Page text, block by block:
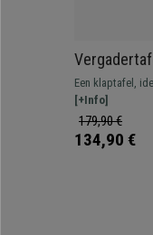
Vergadertafel
maximaal 6
Een klaptafel,
Voorzien van
[+Info]
179,90 €
134,90 €